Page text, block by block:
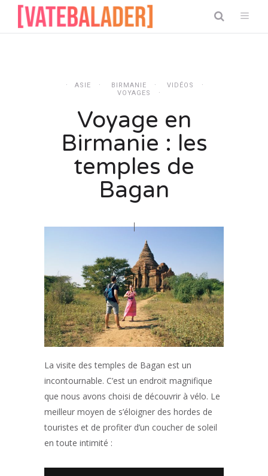
ASIE BIRMANIE
VIDÉOS
VOYAGES
Voyage en
Birmanie : les
temples de
Bagan
La visite des temples de Bagan est un
incontournable. C’est un endroit magnifique
que nous avons choisi de découvrir à vélo. Le
meilleur moyen de s’éloigner des hordes de
touristes et de profiter d’un coucher de soleil
en toute intimité :